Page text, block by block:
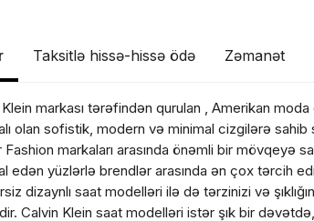
Taksitlə hissə-hissə ödə Zəmanət
markası tərəfindən qurulan , Amerikan
olan sofistik, modern və minimal cizgilərə
Fashion markaları arasında önəmli bir mövqeyə
edən yüzlərlə brendlər arasında ən çox tərcih
dizaynlı saat modelləri ilə də tərzinizi və
Calvin Klein saat modelləri istər şık bir